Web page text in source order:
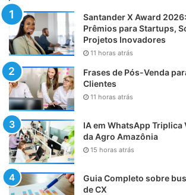
Santander X Award
Prêmios para Startups,
Projetos Inovadores
11 horas atrás
Frases de Pós-Venda
Clientes
11 horas atrás
IA em WhatsApp Triplica
da Agro Amazônia
15 horas atrás
Guia Completo sobre
de CX